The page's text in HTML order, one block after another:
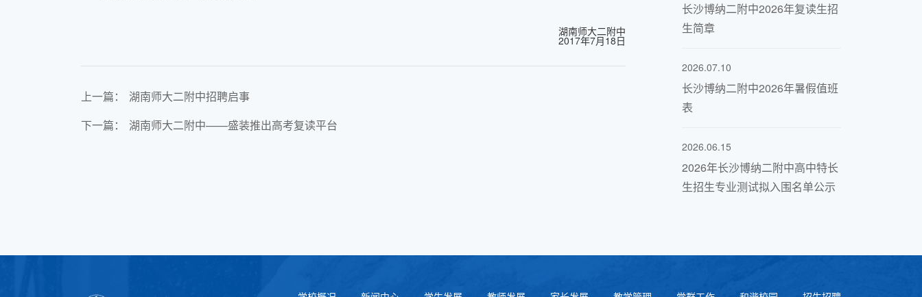
湖南师大二附中
2017年7月18日
上一篇：
湖南师大二附中招聘启事
下一篇：
湖南师大二附中——盛装推出高考复读平台
长沙博纳二附中2026年复读生招
生简章
2026.07.10
长沙博纳二附中2026年暑假值班
表
2026.06.15
2026年长沙博纳二附中高中特长
生招生专业测试拟入围名单公示